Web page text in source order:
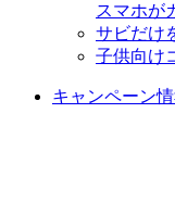
スマホが
サビだけ
子供向け
キャンペーン